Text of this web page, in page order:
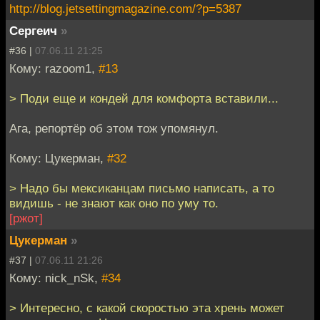
http://blog.jetsettingmagazine.com/?p=5387
Сергеич »
#36 | 07.06.11 21:25
Кому: razoom1, #13
> Поди еще и кондей для комфорта вставили...
Ага, репортёр об этом тож упомянул.
Кому: Цукерман, #32
> Надо бы мексиканцам письмо написать, а то
видишь - не знают как оно по уму то.
[ржот]
Цукерман »
#37 | 07.06.11 21:26
Кому: nick_nSk, #34
> Интересно, с какой скоростью эта хрень может